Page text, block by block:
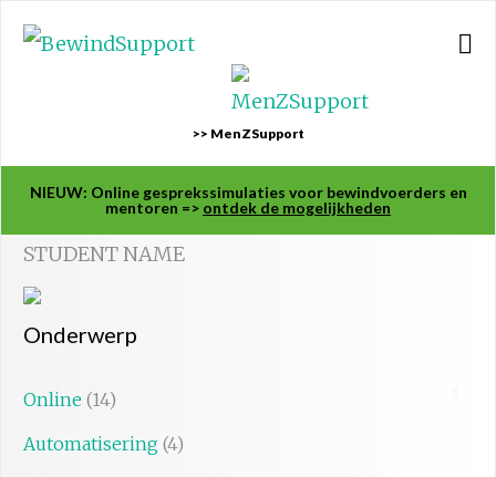
>> MenZSupport
NIEUW: Online gesprekssimulaties voor bewindvoerders en
mentoren => ontdek de mogelijkheden
STUDENT NAME
Onderwerp
Online (14)
Automatisering (4)